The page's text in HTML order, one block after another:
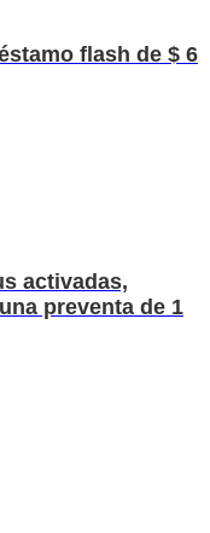
flash de $ 6
activadas,
preventa de 1